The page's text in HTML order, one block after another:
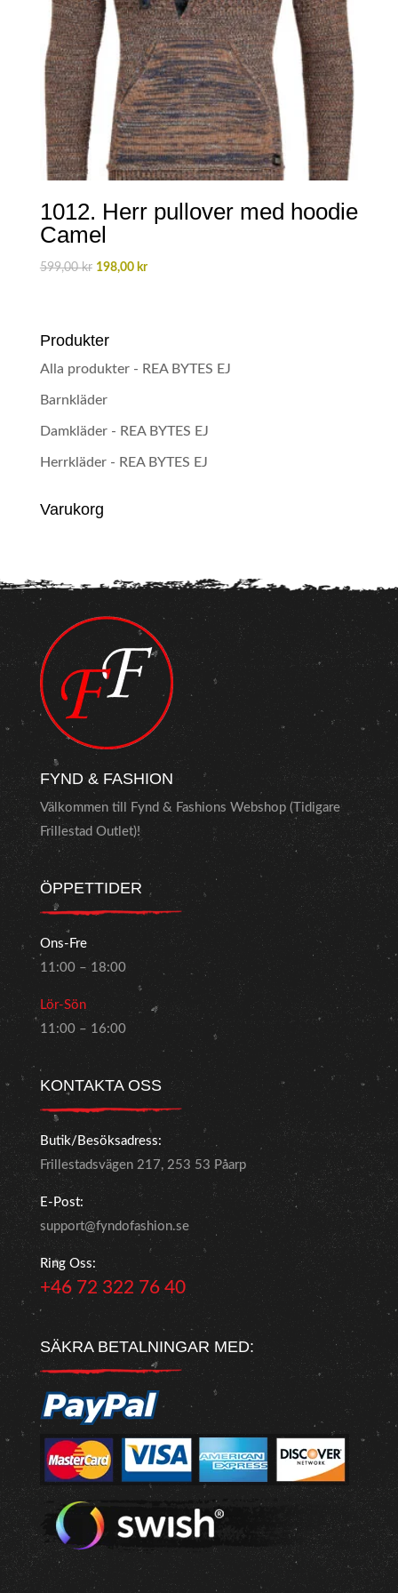
1012. Herr pullover med hoodie
Camel
599,00kr Det
599,00 kr.
198,00 krDet
Produkter
Alla produkter - REA BYTES EJ
Barnkläder
Damkläder - REA BYTES EJ
Herrkläder - REA BYTES EJ
Varukorg
FYND & FASHION
Välkommen till Fynd & Fashions Webshop (Tidigare
Frillestad Outlet)!
ÖPPETTIDER
Ons-Fre
11:00 – 18:00
Lör-Sön
11:00 – 16:00
KONTAKTA OSS
Butik/Besöksadress:
Frillestadsvägen 217, 253 53 Påarp
E-Post:
support@fyndofashion.se
Ring Oss:
+46 72 322 76 40
SÄKRA BETALNINGAR MED: